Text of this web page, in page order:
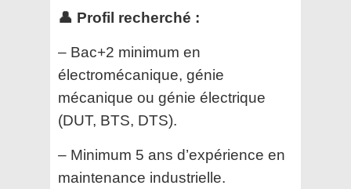
👤 Profil recherché :
– Bac+2 minimum en
électromécanique, génie
mécanique ou génie électrique
(DUT, BTS, DTS).
– Minimum 5 ans d’expérience en
maintenance industrielle.